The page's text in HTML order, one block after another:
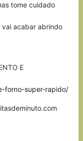
tome cuidado
vai acabar abrindo
E
forno-super-rapido/